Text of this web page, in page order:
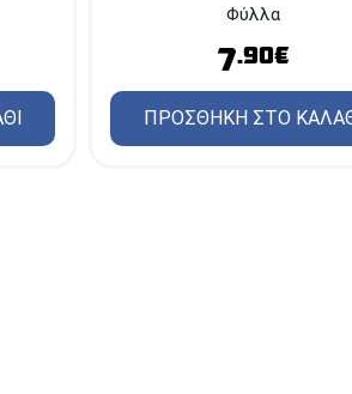
Φύλλα
7.90€
ΠΡΟΣΘΗΚΗ ΣΤΟ